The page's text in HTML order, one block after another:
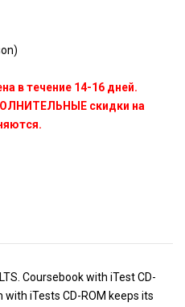
в течение 14-16 дней.
скидки на
Coursebook with iTest CD-
with iTests CD-ROM keeps its